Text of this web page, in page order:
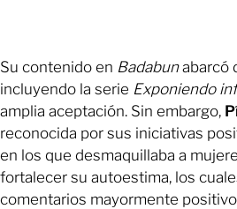
Su contenido en Badabunabarcó
incluyendo la serie Exponiendo
amplia aceptación. Sin embargo,
reconocida por sus iniciativas
en los que desmaquillaba a
fortalecer su autoestima, los
comentarios mayormente